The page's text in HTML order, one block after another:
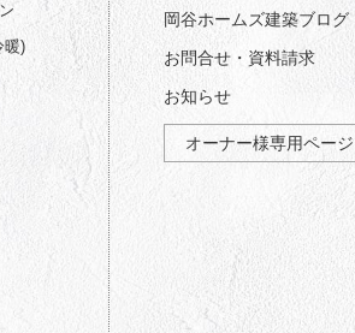
暖)
岡谷ホームズ建築ブログ
お問合せ・資料請求
お知らせ
オーナー様専用ページ